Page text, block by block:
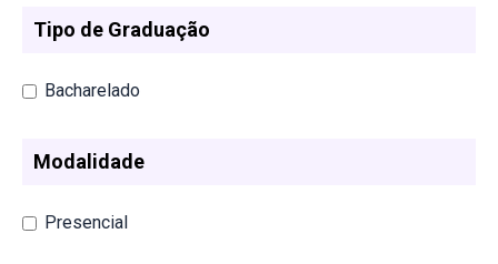
Tipo de Graduação
Bacharelado
Modalidade
Presencial